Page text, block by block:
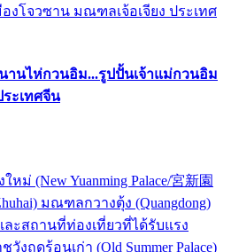
งโจวซาน มณฑลเจ้อเจียง ประเทศ
านไห่กวนอิม...รูปปั้นเจ้าแม่กวนอิม
ะเทศจีน
ม่ (New Yuanming Palace/宮新園
มณฑลกวางตุ้ง (Quangdong)
ละสถานที่ท่องเที่ยวที่ได้รับแรง
งฤดูร้อนเก่า (Old Summer Palace)